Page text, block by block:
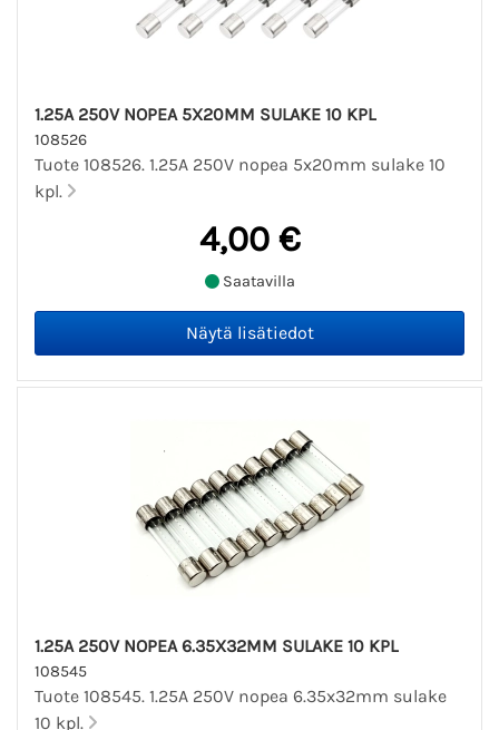
1.25A 250V NOPEA 5X20MM SULAKE 10 KPL
108526
Tuote 108526. 1.25A 250V nopea 5x20mm sulake 10
kpl.
4,00 €
Saatavilla
1.25A 250V NOPEA 6.35X32MM SULAKE 10 KPL
108545
Tuote 108545. 1.25A 250V nopea 6.35x32mm sulake
10 kpl.